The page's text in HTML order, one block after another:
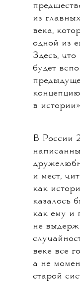
из
века,
одной из
Здесь,
будет
в
В России
и мест,
как
казалось
как ему и
не
веке все
а не
старой